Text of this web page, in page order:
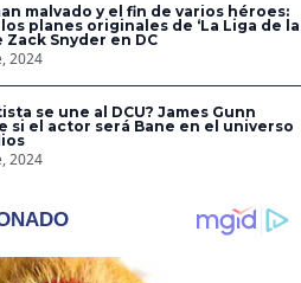
malvado y el fin de varios héroes:
planes originales de ‘La Liga de la
Zack Snyder en DC
2024
se une al DCU? James Gunn
si el actor será Bane en el universo
2024